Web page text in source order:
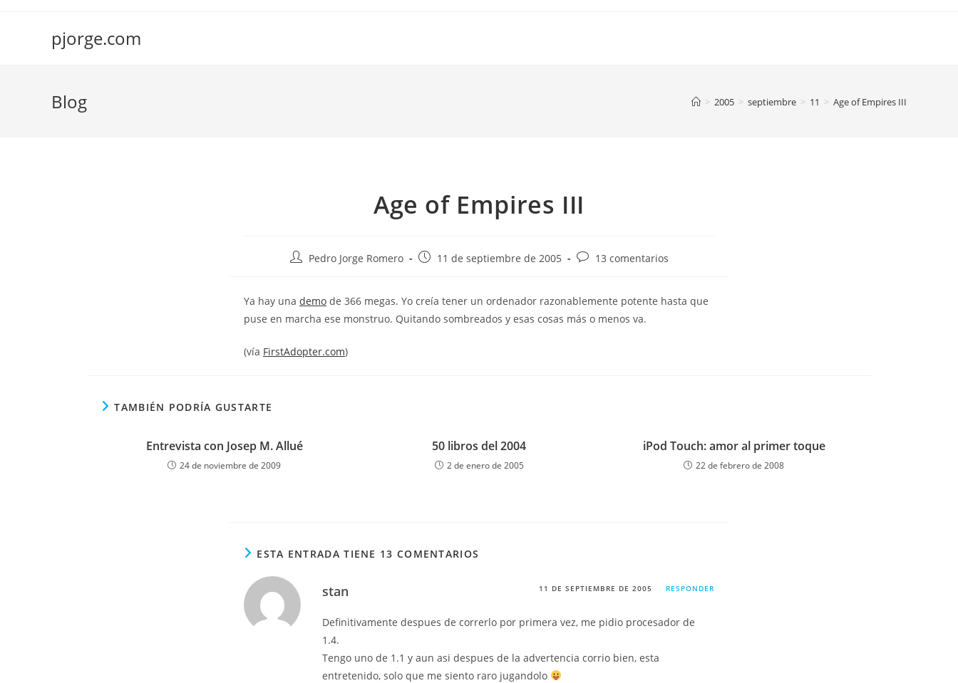
pjorge.com
Blog > 2005 > septiembre > 11 > Age of Empires III
Age of Empires III
Autor
entrada:
Pedro Jorge Romero
Publicación
entrada:
11 de septiembre de 2005
Comentarios
entrada:
13 comentarios
Ya hay una demo de 366 megas. Yo creía tener un ordenador razonablemente potente hasta que
puse en marcha ese monstruo. Quitando sombreados y esas cosas más o menos va.
(vía FirstAdopter.com)
TAMBIÉN PODRÍA GUSTARTE
Entrevista con Josep M. Allué
24 de noviembre de 2009
50 libros del 2004
2 de enero de 2005
iPod Touch: amor al primer toque
22 de febrero de 2008
ESTA ENTRADA TIENE 13 COMENTARIOS
stan 11 DE SEPTIEMBRE DE 2005 RESPONDER
Definitivamente despues de correrlo por primera vez, me pidio procesador de
1.4.
Tengo uno de 1.1 y aun asi despues de la advertencia corrio bien, esta
entretenido, solo que me siento raro jugandolo